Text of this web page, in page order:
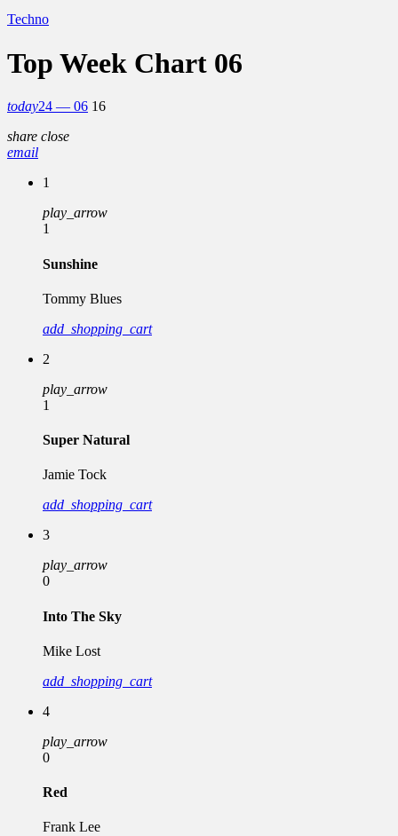
Techno
Top Week Chart 06
today24 — 06 16
share close
email
1
play_arrow
1
Sunshine
Tommy Blues
add_shopping_cart
2
play_arrow
1
Super Natural
Jamie Tock
add_shopping_cart
3
play_arrow
0
Into The Sky
Mike Lost
add_shopping_cart
4
play_arrow
0
Red
Frank Lee